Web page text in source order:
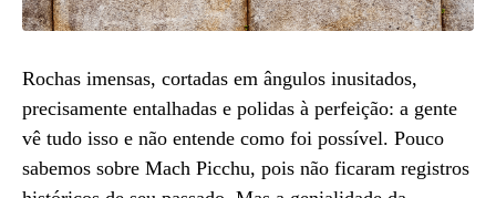
Rochas imensas, cortadas em ângulos inusitados,
precisamente entalhadas e polidas à perfeição: a gente
vê tudo isso e não entende como foi possível. Pouco
sabemos sobre Mach Picchu, pois não ficaram registros